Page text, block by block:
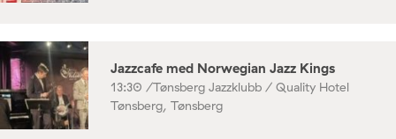
Jazzcafe med Norwegian Jazz Kings
13:30 /Tønsberg Jazzklubb / Quality Hotel
Tønsberg, Tønsberg